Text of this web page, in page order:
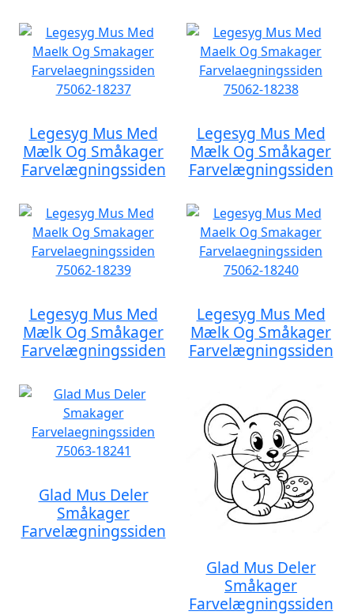
Legesyg Mus Med
Mælk Og Småkager
Farvelægningssiden
Legesyg Mus Med
Mælk Og Småkager
Farvelægningssiden
Legesyg Mus Med
Mælk Og Småkager
Farvelægningssiden
Legesyg Mus Med
Mælk Og Småkager
Farvelægningssiden
Glad Mus Deler
Småkager
Farvelægningssiden
Glad Mus Deler
Småkager
Farvelægningssiden